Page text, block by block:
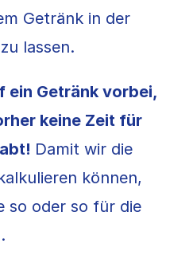
Getränk in der
lassen.
ein Getränk vorbei,
keine Zeit für
Damit wir die
können,
so oder so für die